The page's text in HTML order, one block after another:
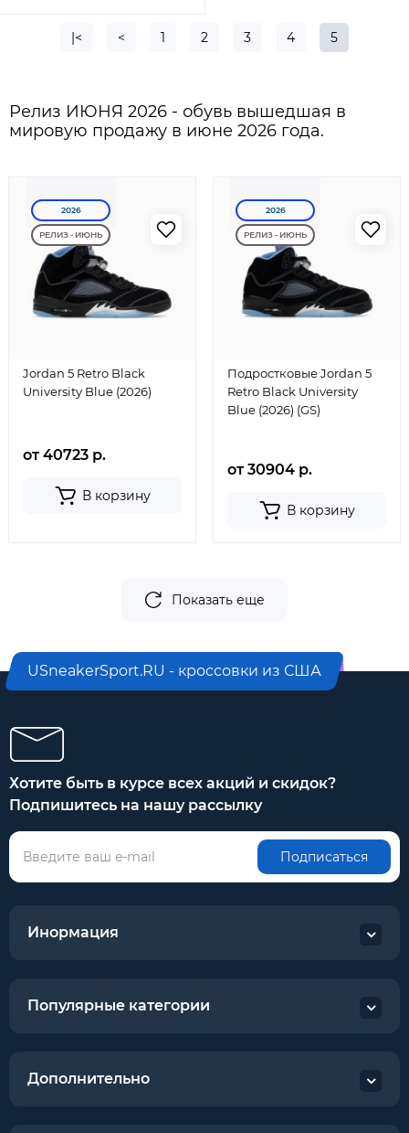
|< < 1 2 3 4 5
Релиз ИЮНЯ 2026 - обувь вышедшая в
мировую продажу в июне 2026 года.
2026
РЕЛИЗ - ИЮНЬ
Jordan 5 Retro Black
University Blue (2026)
от 40723 р.
В корзину
2026
РЕЛИЗ - ИЮНЬ
Подростковые Jordan 5
Retro Black University
Blue (2026) (GS)
от 30904 р.
В корзину
Показать еще
USneakerSport.RU - кроссовки из США
Хотите быть в курсе всех акций и скидок?
Подпишитесь на нашу рассылку
Подписаться
Инормация
Популярные категории
Дополнительно